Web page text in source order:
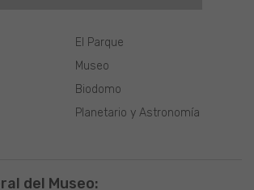
El Parque
Museo
Biodomo
Planetario y Astronomía
del Museo: